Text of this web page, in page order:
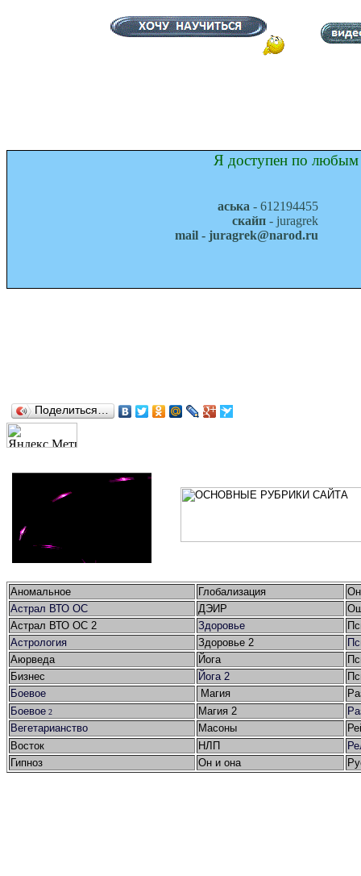
Я доступен по любым
аська - 612194455
скайп - juragrek
mail - juragrek@narod.ru
Поделиться…
Аномальное Глобализация
Астрал ВТО ОС
ДЭИР
Астрал ВТО ОС 2
Здоровье
Астрология
Здоровье 2
Аюрведа
Йога
Бизнес
Йога 2
Боевое
Магия
Боевое 2 Магия 2
Вегетарианство
Масоны
Восток
НЛП
Гипноз
Он и она